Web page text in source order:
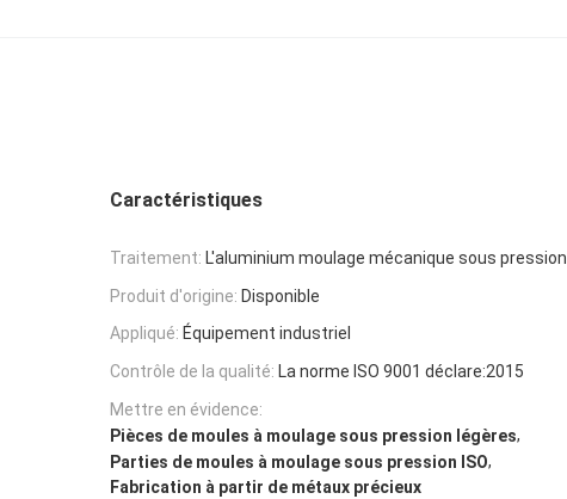
Caractéristiques
Traitement: L'aluminium moulage mécanique sous pression
Produit d'origine: Disponible
Appliqué: Équipement industriel
Contrôle de la qualité: La norme ISO 9001 déclare:2015
Mettre en évidence:
Pièces de moules à moulage sous pression légères,
Parties de moules à moulage sous pression ISO,
Fabrication à partir de métaux précieux